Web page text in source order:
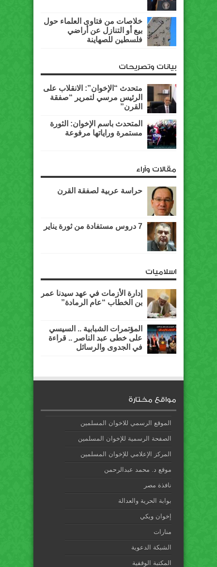
خلاصات من فتاوى العلماء حول
بيع أو التنازل عن أراضي
فلسطين للصهاينة
بيانات وتصريحات
متحدث “الإخوان”: الانقلاب على
الرئيس مرسي لتمرير “صفقة
القرن”
المتحدث باسم الإخوان: الثورة
مستمرة وراياتها مرفوعة
مقالات وآراء
حراسة عربية لصفقة القرن
7 دروس مستفادة من ثورة يناير
اسلاميات
إدارة الأزمات في عهد سيدنا عمر
بن الخطاب “عام الرمادة”
المؤتمرات الشبابية .. السيسي
على خطى عبد الناصر .. قراءة
في الجدوى والرسائل
مواقع مختارة
الموقع الرسمي للاخوان المسلمين
الصفحة الرسمية للإخوان المسلمين
المركز الإعلامي للإخوان المسلمين
موقع د. محمد عبدالرحمن
نافذة مصر
بوابة الحرية والعدالة
إخوان ويكي
منارات
الشبكة الدعوية
المكتبة الوقفية